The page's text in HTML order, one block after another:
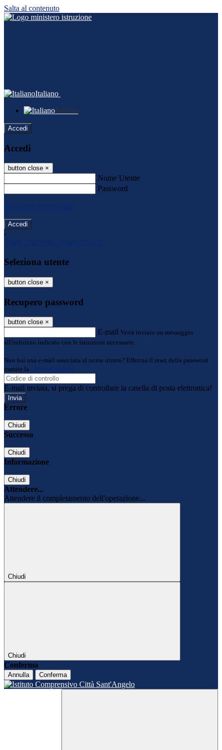
Salta al contenuto
Italiano
Italiano
Accedi
Accedi
button close ×
Nome Utente
Password
Password dimenticata?
-
Entra con SPID
Entra con CIE
Seleziona utente
button close ×
Recupero password
button close ×
E-mail Verrà inviato un messaggio
all'indirizzo indicato con le istruzioni necessarie.
Non hai una e-mail associata al nome utente? Effettua il reset della password
tramite la
Login Spaggiari
E-mail inviata, si prega di controllare la casella di posta elettronica!
Errore
Chiudi
Successo
Chiudi
Informazione
Chiudi
Attendere...
Attendere il completamento dell'operazione...
Chiudi
Chiudi
Conferma
Annulla Conferma